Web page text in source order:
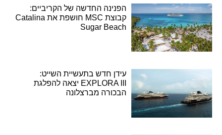
הפנינה החדשה של הקריביים:
קבוצת MSC חושפת את Catalina
Sugar Beach
עידן חדש בתעשיית השייט:
EXPLORA III יצאה להפלגת
הבכורה מברצלונה